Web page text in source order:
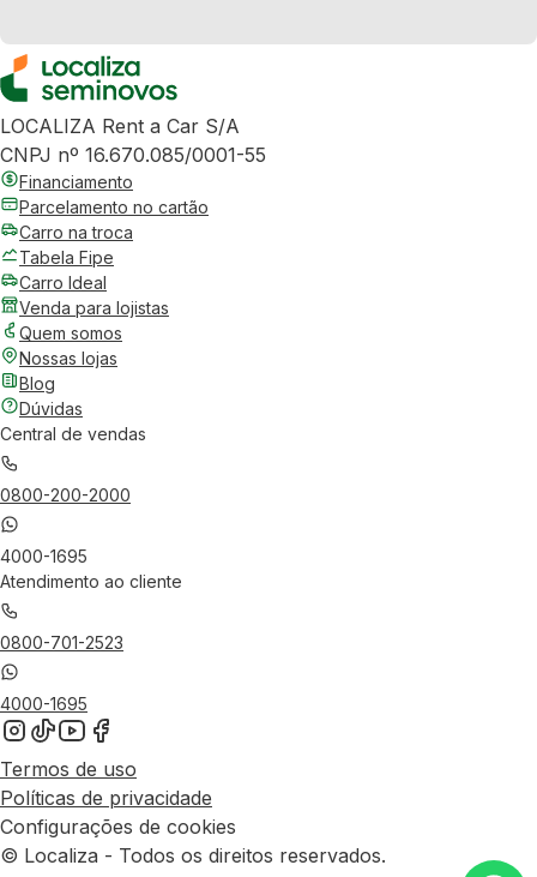
LOCALIZA Rent a Car S/A
CNPJ nº 16.670.085/0001-55
Financiamento
Parcelamento no cartão
Carro na troca
Tabela Fipe
Carro Ideal
Venda para lojistas
Quem somos
Nossas lojas
Blog
Dúvidas
Central de vendas
0800-200-2000
4000-1695
Atendimento ao cliente
0800-701-2523
4000-1695
Termos de uso
Políticas de privacidade
Configurações de cookies
© Localiza - Todos os direitos reservados.